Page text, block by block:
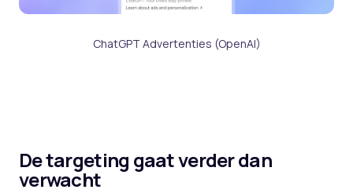
ChatGPT Advertenties (OpenAI)
De targeting gaat verder dan
verwacht